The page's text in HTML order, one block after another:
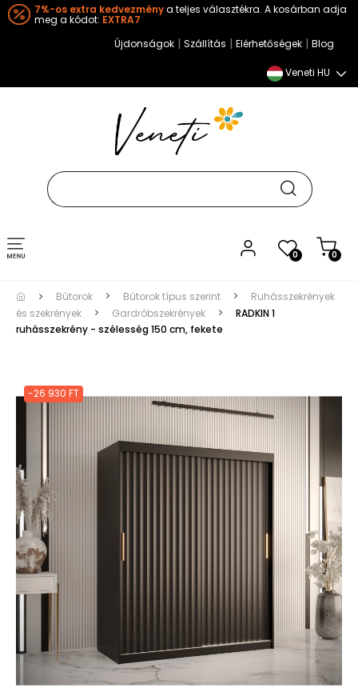
7%-os extra kedvezménya teljes választékra. A kosárban adja
meg a kódot: EXTRA7
Újdonságok | Szállítás | Elérhetőségek | Blog
Veneti HU
0 0
Toggle
navigation
Bútorok Bútorok típus szerint
Ruhásszekrények
és szekrények
Gardróbszekrények
RADKIN 1
ruhásszekrény - szélesség 150 cm, fekete
-26 930 FT